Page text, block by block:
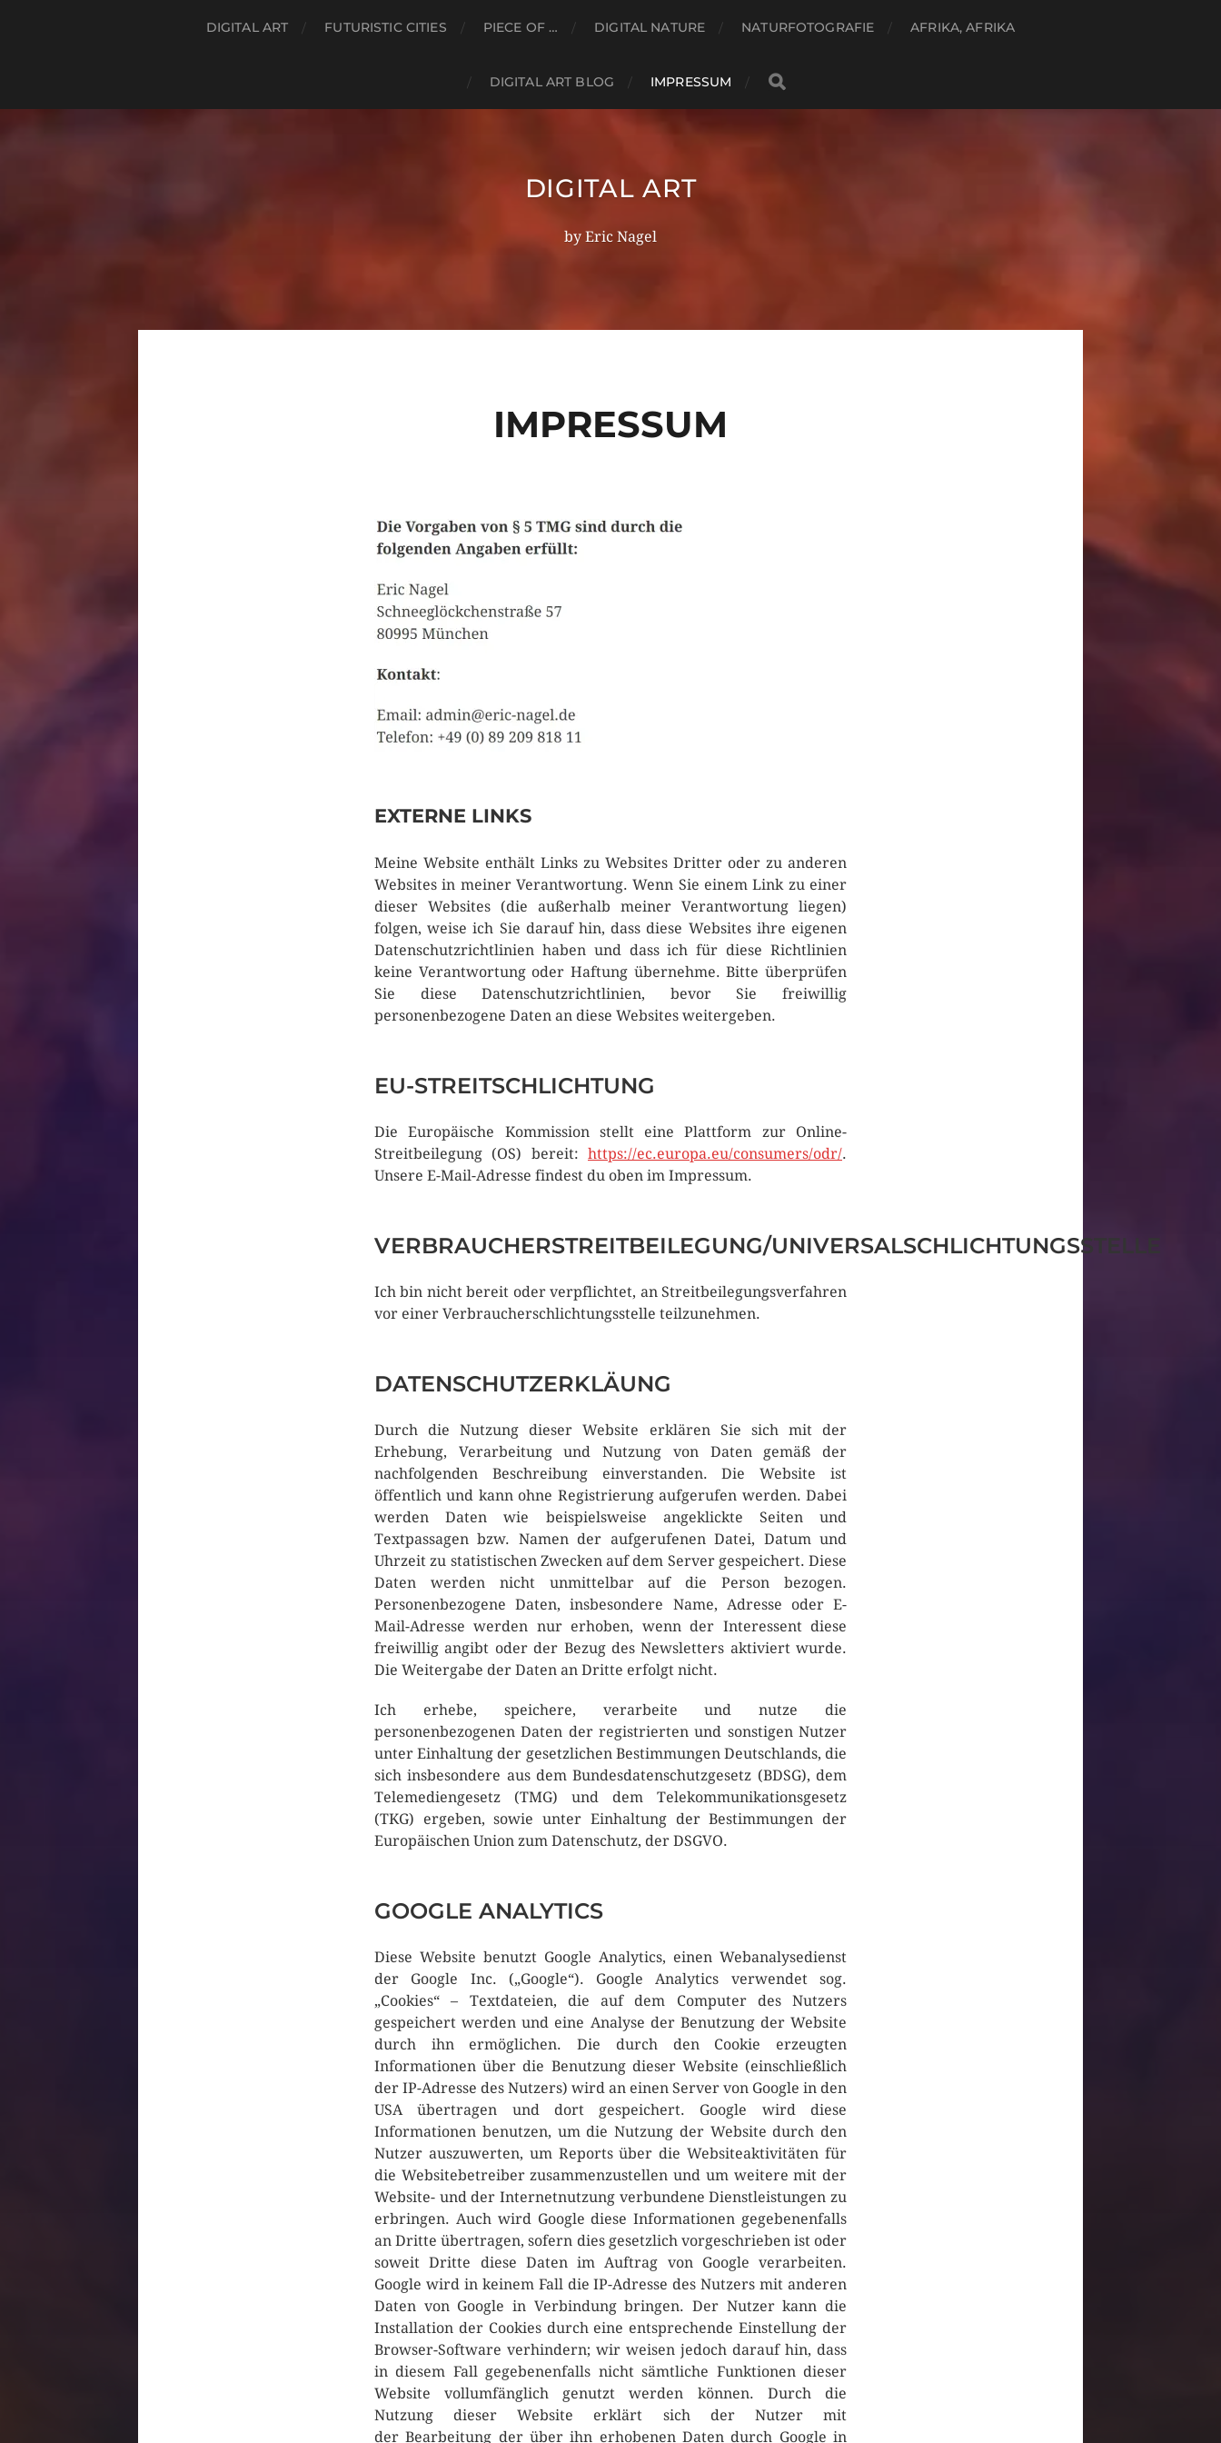
DIGITAL ART FUTURISTIC CITIES PIECE OF … DIGITAL NATURE NATURFOTOGRAFIE AFRIKA, AFRIKA
DIGITAL ART BLOG IMPRESSUM
DIGITAL ART
by Eric Nagel
IMPRESSUM
EXTERNE LINKS
Meine Website enthält Links zu Websites Dritter oder zu anderen
Websites in meiner Verantwortung. Wenn Sie einem Link zu einer
dieser Websites (die außerhalb meiner Verantwortung liegen)
folgen, weise ich Sie darauf hin, dass diese Websites ihre eigenen
Datenschutzrichtlinien haben und dass ich für diese Richtlinien
keine Verantwortung oder Haftung übernehme. Bitte überprüfen
Sie diese Datenschutzrichtlinien, bevor Sie freiwillig
personenbezogene Daten an diese Websites weitergeben.
EU-STREITSCHLICHTUNG
Die Europäische Kommission stellt eine Plattform zur Online-
Streitbeilegung (OS) bereit: https://ec.europa.eu/consumers/odr/.
Unsere E-Mail-Adresse findest du oben im Impressum.
VERBRAUCHERSTREITBEILEGUNG/UNIVERSALSCHLICHTUNGSSTELLE
Ich bin nicht bereit oder verpflichtet, an Streitbeilegungsverfahren
vor einer Verbraucherschlichtungsstelle teilzunehmen.
DATENSCHUTZERKLÄUNG
Durch die Nutzung dieser Website erklären Sie sich mit der
Erhebung, Verarbeitung und Nutzung von Daten gemäß der
nachfolgenden Beschreibung einverstanden. Die Website ist
öffentlich und kann ohne Registrierung aufgerufen werden. Dabei
werden Daten wie beispielsweise angeklickte Seiten und
Textpassagen bzw. Namen der aufgerufenen Datei, Datum und
Uhrzeit zu statistischen Zwecken auf dem Server gespeichert. Diese
Daten werden nicht unmittelbar auf die Person bezogen.
Personenbezogene Daten, insbesondere Name, Adresse oder E-
Mail-Adresse werden nur erhoben, wenn der Interessent diese
freiwillig angibt oder der Bezug des Newsletters aktiviert wurde.
Die Weitergabe der Daten an Dritte erfolgt nicht.
Ich erhebe, speichere, verarbeite und nutze die
personenbezogenen Daten der registrierten und sonstigen Nutzer
unter Einhaltung der gesetzlichen Bestimmungen Deutschlands, die
sich insbesondere aus dem Bundesdatenschutzgesetz (BDSG), dem
Telemediengesetz (TMG) und dem Telekommunikationsgesetz
(TKG) ergeben, sowie unter Einhaltung der Bestimmungen der
Europäischen Union zum Datenschutz, der DSGVO.
GOOGLE ANALYTICS
Diese Website benutzt Google Analytics, einen Webanalysedienst
der Google Inc. („Google“). Google Analytics verwendet sog.
„Cookies“ – Textdateien, die auf dem Computer des Nutzers
gespeichert werden und eine Analyse der Benutzung der Website
durch ihn ermöglichen. Die durch den Cookie erzeugten
Informationen über die Benutzung dieser Website (einschließlich
der IP-Adresse des Nutzers) wird an einen Server von Google in den
USA übertragen und dort gespeichert. Google wird diese
Informationen benutzen, um die Nutzung der Website durch den
Nutzer auszuwerten, um Reports über die Websiteaktivitäten für
die Websitebetreiber zusammenzustellen und um weitere mit der
Website- und der Internetnutzung verbundene Dienstleistungen zu
erbringen. Auch wird Google diese Informationen gegebenenfalls
an Dritte übertragen, sofern dies gesetzlich vorgeschrieben ist oder
soweit Dritte diese Daten im Auftrag von Google verarbeiten.
Google wird in keinem Fall die IP-Adresse des Nutzers mit anderen
Daten von Google in Verbindung bringen. Der Nutzer kann die
Installation der Cookies durch eine entsprechende Einstellung der
Browser-Software verhindern; wir weisen jedoch darauf hin, dass
in diesem Fall gegebenenfalls nicht sämtliche Funktionen dieser
Website vollumfänglich genutzt werden können. Durch die
Nutzung dieser Website erklärt sich der Nutzer mit
der Bearbeitung der über ihn erhobenen Daten durch Google in